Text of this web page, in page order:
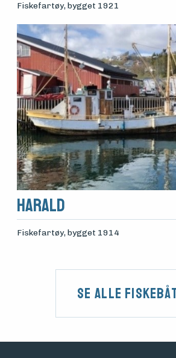
Fiskefartøy, bygget 1921
Harald
Fiskefartøy, bygget 1914
Se alle